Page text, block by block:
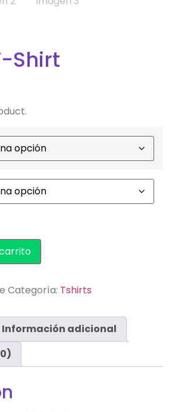
Shirt
Categoría: Tshirts
Información adicional